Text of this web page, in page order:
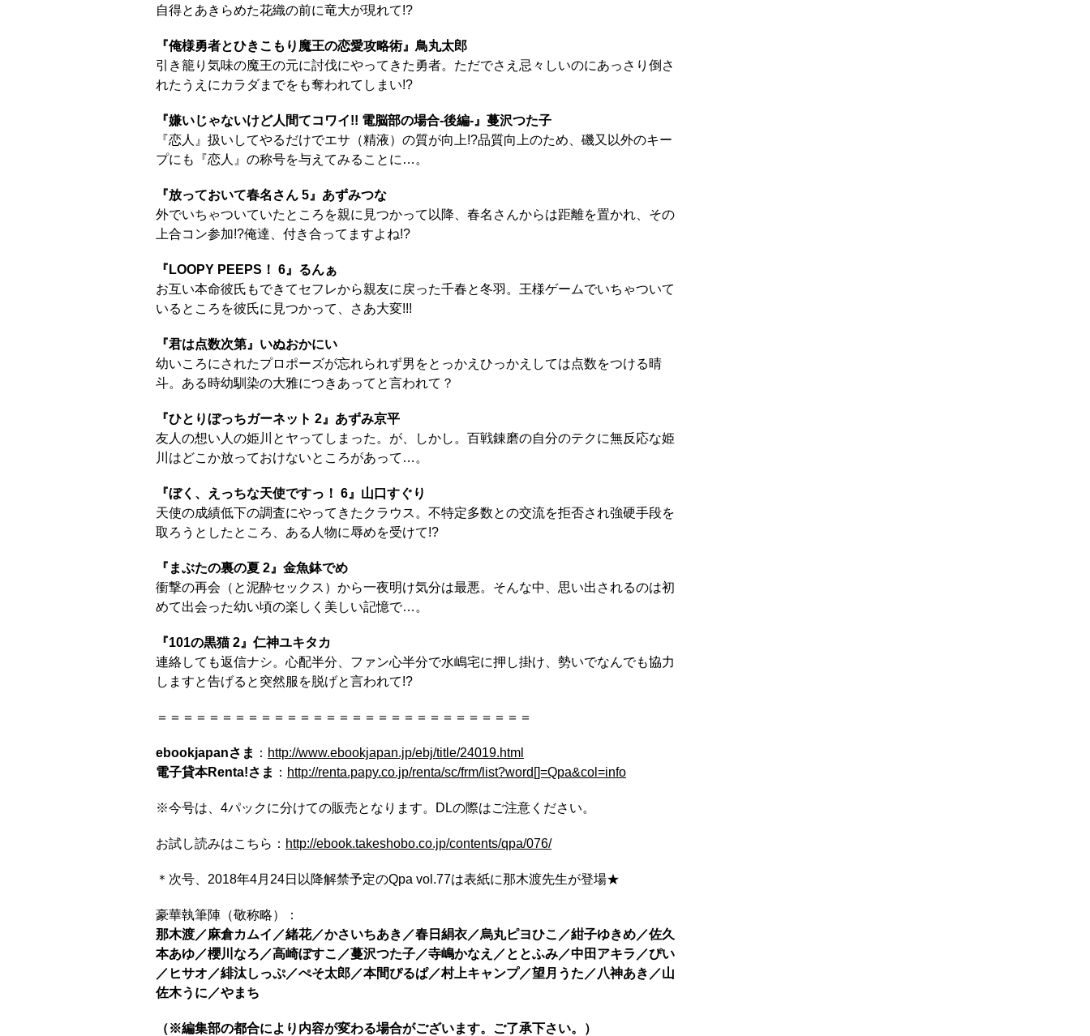
自得とあきらめた花織の前に竜大が現れて!?
『俺様勇者とひきこもり魔王の恋愛攻略術』鳥丸太郎
引き籠り気味の魔王の元に討伐にやってきた勇者。ただでさえ忌々しいのにあっさり倒さ
れたうえにカラダまでをも奪われてしまい!?
『嫌いじゃないけど人間てコワイ!! 電脳部の場合-後編-』蔓沢つた子
『恋人』扱いしてやるだけでエサ（精液）の質が向上!?品質向上のため、磯又以外のキー
プにも『恋人』の称号を与えてみることに…。
『放っておいて春名さん 5』あずみつな
外でいちゃついていたところを親に見つかって以降、春名さんからは距離を置かれ、その
上合コン参加!?俺達、付き合ってますよね!?
『LOOPY PEEPS！ 6』るんぁ
お互い本命彼氏もできてセフレから親友に戻った千春と冬羽。王様ゲームでいちゃついて
いるところを彼氏に見つかって、さあ大変!!!
『君は点数次第』いぬおかにい
幼いころにされたプロポーズが忘れられず男をとっかえひっかえしては点数をつける晴
斗。ある時幼馴染の大雅につきあってと言われて？
『ひとりぼっちガーネット 2』あずみ京平
友人の想い人の姫川とヤってしまった。が、しかし。百戦錬磨の自分のテクに無反応な姫
川はどこか放っておけないところがあって…。
『ぼく、えっちな天使ですっ！ 6』山口すぐり
天使の成績低下の調査にやってきたクラウス。不特定多数との交流を拒否され強硬手段を
取ろうとしたところ、ある人物に辱めを受けて!?
『まぶたの裏の夏 2』金魚鉢でめ
衝撃の再会（と泥酔セックス）から一夜明け気分は最悪。そんな中、思い出されるのは初
めて出会った幼い頃の楽しく美しい記憶で…。
『101の黒猫 2』仁神ユキタカ
連絡しても返信ナシ。心配半分、ファン心半分で水嶋宅に押し掛け、勢いでなんでも協力
しますと告げると突然服を脱げと言われて!?
＝＝＝＝＝＝＝＝＝＝＝＝＝＝＝＝＝＝＝＝＝＝＝＝＝＝＝＝＝
ebookjapanさま ： http://www.ebookjapan.jp/ebj/title/24019.html
電子貸本Renta!さま ： http://renta.papy.co.jp/renta/sc/frm/list?word[]=Qpa&col=info
※今号は、4パックに分けての販売となります。DLの際はご注意ください。
お試し読みはこちら： http://ebook.takeshobo.co.jp/contents/qpa/076/
＊次号、2018年4月24日以降解禁予定のQpa vol.77は表紙に那木渡先生が登場★
豪華執筆陣（敬称略）：
那木渡／麻倉カムイ／緒花／かさいちあき／春日絹衣／烏丸ピヨひこ／紺子ゆきめ／佐久
本あゆ／櫻川なろ／高崎ぼすこ／蔓沢つた子／寺嶋かなえ／ととふみ／中田アキラ／ぴい
／ヒサオ／緋汰しっぷ／ぺそ太郎／本間ぴるぱ／村上キャンプ／望月うた／八神あき／山
佐木うに／やまち
（※編集部の都合により内容が変わる場合がございます。ご了承下さい。）